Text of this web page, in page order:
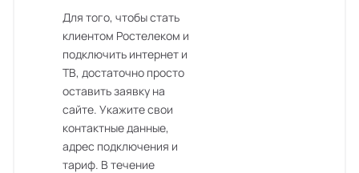
Для того, чтобы стать
клиентом Ростелеком и
подключить интернет и
ТВ, достаточно просто
оставить заявку на
сайте. Укажите свои
контактные данные,
адрес подключения и
тариф. В течение